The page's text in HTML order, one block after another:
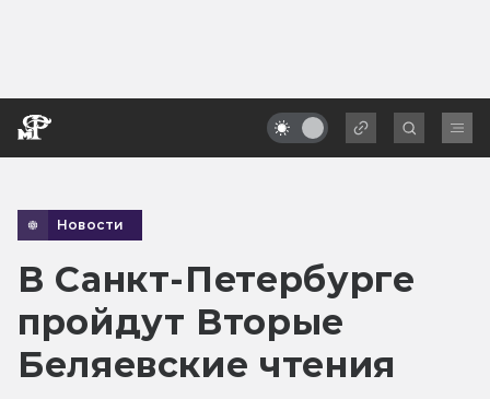
Новости
В Санкт-Петербурге
пройдут Вторые
Беляевские чтения